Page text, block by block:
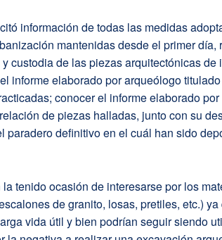
información de todas las medidas
mantenidas desde el primer día,
custodia de las piezas arquitectónicas de
informe elaborado por arqueólogo
conocer el informe elaborado
de piezas halladas, junto con su
paradero definitivo en el cuál han sido
tenido ocasión de interesarse por los
de granito, losas, pretiles, etc.)
vida útil y bien podrían seguir siendo